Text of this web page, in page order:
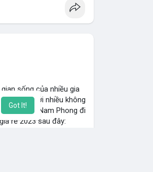
Got It!
sống của nhiều gia
phù hợp với nhiều không
đúc Nam Phong đi
rẻ 2023 sau đây: